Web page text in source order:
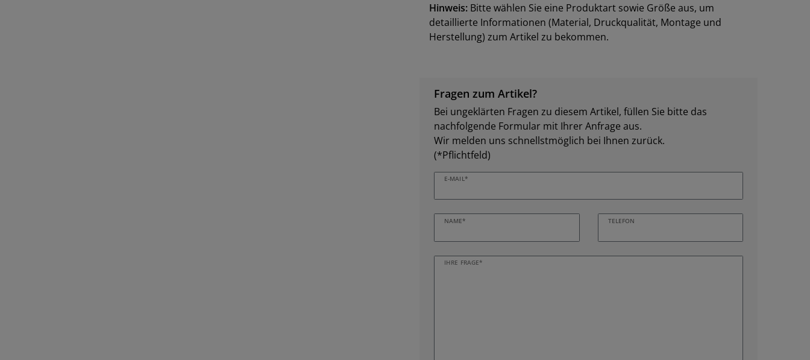
Hinweis: Bitte wählen Sie eine Produktart sowie Größe aus, um
detaillierte Informationen (Material, Druckqualität, Montage und
Herstellung) zum Artikel zu bekommen.
Fragen zum Artikel?
Bei ungeklärten Fragen zu diesem Artikel, füllen Sie bitte das
nachfolgende Formular mit Ihrer Anfrage aus.
Wir melden uns schnellstmöglich bei Ihnen zurück.
(*Pflichtfeld)
E-MAIL*
NAME* TELEFON
IHRE FRAGE*